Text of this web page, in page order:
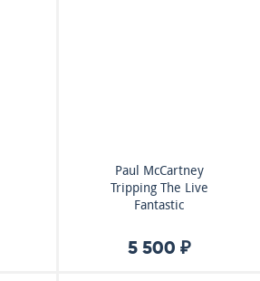
Paul McCartney
Tripping The Live
Fantastic
5 500 ₽